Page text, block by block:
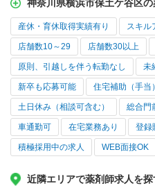
神奈川県横浜市保土ケ谷区
産休・育休取得実績有り スキル
店舗数10～29 店舗数30以上
原則、引越しを伴う転勤なし 未
新卒も応募可能 住宅補助（手当
土日休み（相談可含む） 総合門
車通勤可 在宅業務あり 登録
積極採用中の求人 WEB面接OK
近隣エリアで薬剤師求人を探